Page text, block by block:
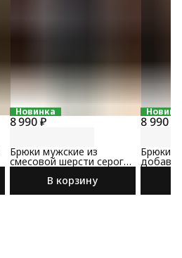
Новинка
8 990 ₽
Брюки мужские из
смесовой шерсти серого
цвета
В корзину
8 990 ₽
Брюки